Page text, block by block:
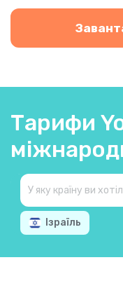
Тарифи
Ізраїль